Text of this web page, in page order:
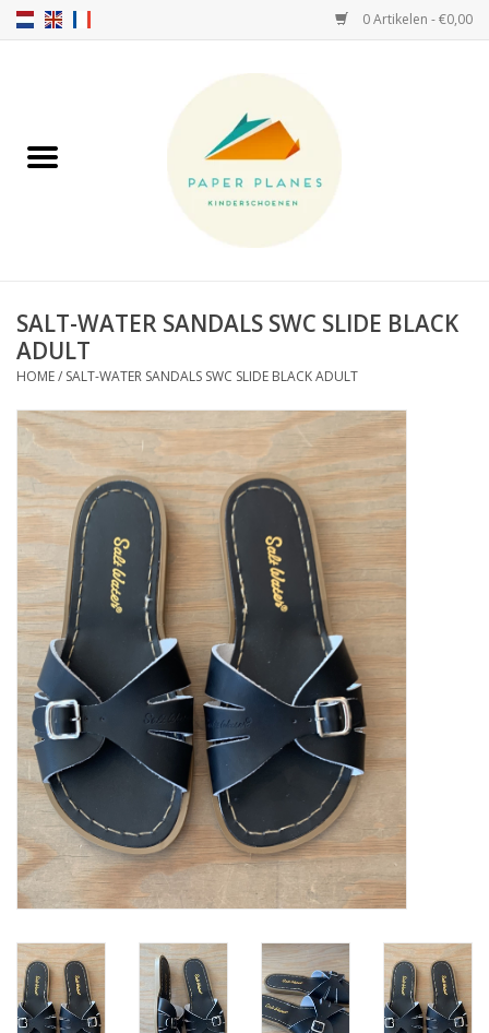
0 Artikelen - €0,00
FW26-27
HELLO HOSSY petten
SALTIES
JEUNE PREMIER
SOFTSOLES
ACCESSOIRES
Cadeaubonnen
METEN IS WETEN!
#MYCLIENTSARETHECUTEST
SALT-WATER SANDALS SWC SLIDE BLACK
ADULT
HOME/ SALT-WATER SANDALS SWC SLIDE BLACK ADULT